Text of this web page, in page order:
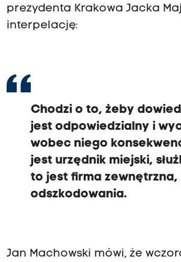
prezydenta Krakowa Jacka
interpelację:
Chodzi o to, żeby
jest odpowiedzialny i
wobec niego
jest urzędnik miejski,
to jest firma
odszkodowania.
Jan Machowski mówi, że